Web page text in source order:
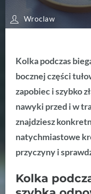
Wroclaw
Kolka podczas
bocznej części
zapobiec i szybko
nawyki przed i w
znajdziesz
natychmiastowe
przyczyny i
Kolka